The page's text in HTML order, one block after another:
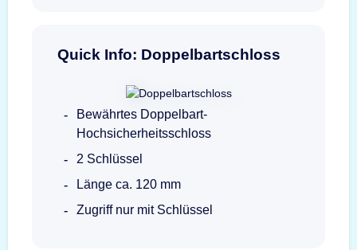
Quick Info: Doppelbartschloss
Bewährtes Doppelbart-
Hochsicherheitsschloss
2 Schlüssel
Länge ca. 120 mm
Zugriff nur mit Schlüssel